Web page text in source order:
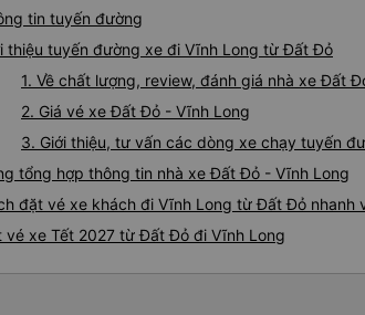
tin tuyến đường
thiệu tuyến đường xe đi Vĩnh Long từ Đất Đỏ
1. Về chất lượng, review, đánh giá nhà xe Đất
2. Giá vé xe Đất Đỏ - Vĩnh Long
3. Giới thiệu, tư vấn các dòng xe chạy tuyến
tổng hợp thông tin nhà xe Đất Đỏ - Vĩnh Long
đặt vé xe khách đi Vĩnh Long từ Đất Đỏ nhanh
vé xe Tết 2027 từ Đất Đỏ đi Vĩnh Long